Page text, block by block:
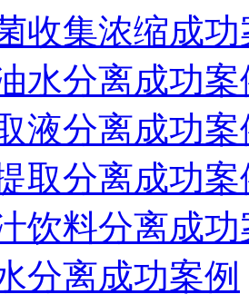
收集浓缩成功
水分离成功案
液分离成功案
取分离成功案
饮料分离成功
分离成功案例